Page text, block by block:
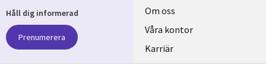
Useful
links
SWEDEN
Om oss
Våra kontor
Karriär
Hållbarhet
Håll dig informerad
Prenumerera